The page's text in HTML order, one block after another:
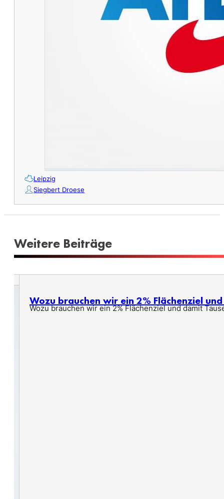
Leipzig
Siegbert Droese
Weitere Beiträge
Wozu brauchen wir ein 2% Flächenziel
Wozu brauchen wir ein 2% Flächenziel und damit